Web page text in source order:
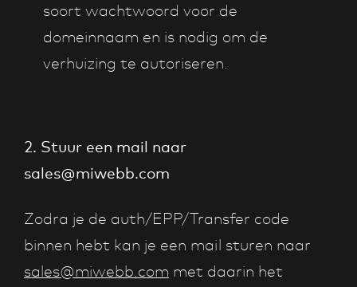
soort wachtwoord voor de
domeinnaam en is nodig om de
verhuizing te autoriseren.
2. Stuur een mail naar
sales@miwebb.com
Zodra je de auth/EPP/Transfer code
binnen hebt kan je een mail sturen naar
sales@miwebb.com met daarin het